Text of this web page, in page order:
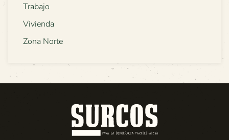
Trabajo
Vivienda
Zona Norte